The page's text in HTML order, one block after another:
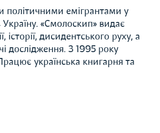
політичними емігрантами у
«Смолоскип» видає
історії, дисидентського руху, а
дослідження. З 1995 року
українська книгарня та